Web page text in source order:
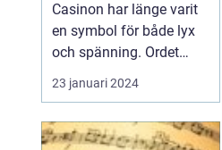
Casinon har länge varit
en symbol för både lyx
och spänning. Ordet
"casino" framkallar bilder
av glittrande ljus, suset
och ljudet av
23 januari 2024